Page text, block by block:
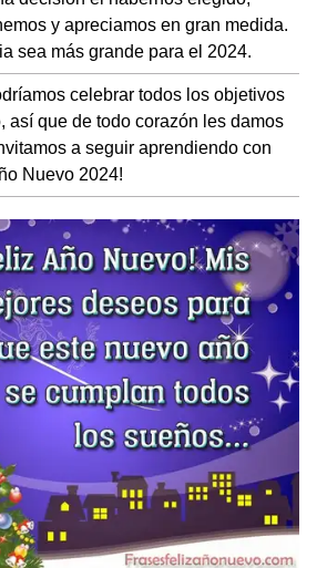
y apreciamos en gran medida.
sea más grande para el 2024.
celebrar todos los objetivos
así que de todo corazón les damos
a seguir aprendiendo con
Nuevo 2024!